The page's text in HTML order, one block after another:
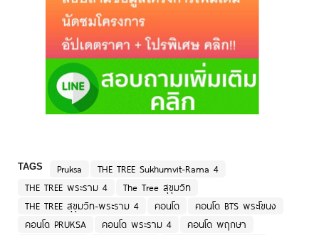
TAGS Pruksa
THE TREE Sukhumvit-Rama 4
THE TREE พระราม 4
The Tree สุขุมวิท
THE TREE สุขุมวิท-พระราม 4
คอนโด
คอนโด BTS พระโขนง
คอนโด PRUKSA
คอนโด พระราม 4
คอนโด พฤกษา